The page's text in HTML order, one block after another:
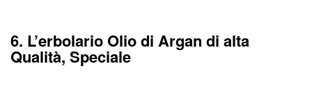
6. L’erbolario Olio di Argan di alta
Qualità, Speciale